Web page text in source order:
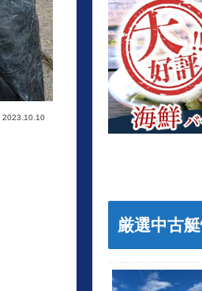
2023.10.10
厳選中古艇